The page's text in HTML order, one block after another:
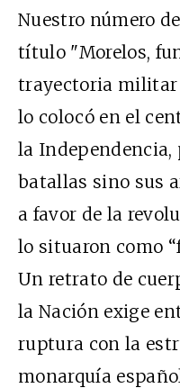
Nuestro número
título "Morelos,
trayectoria militar
lo colocó en el
la Independencia,
batallas sino sus
a favor de la
lo situaron como
Un retrato de
la Nación exige
ruptura con la
monarquía